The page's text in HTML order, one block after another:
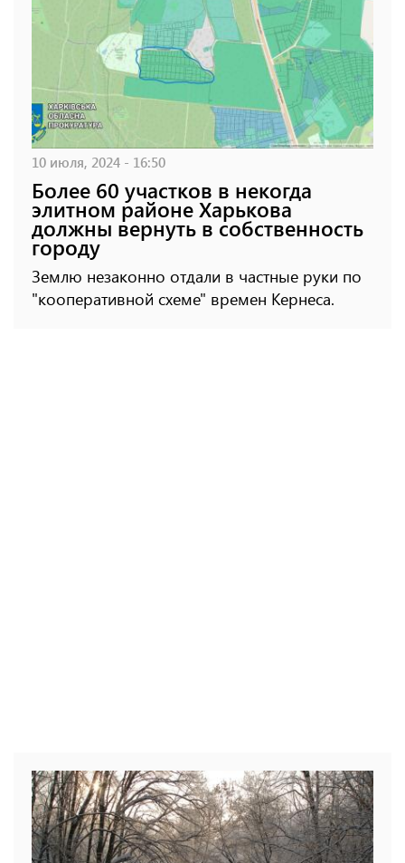
10 июля, 2024 - 16:50
Более 60 участков в некогда
элитном районе Харькова
должны вернуть в собственность
городу
Землю незаконно отдали в частные руки по
"кооперативной схеме" времен Кернеса.